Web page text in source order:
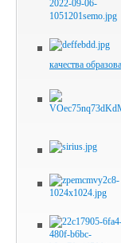
качества